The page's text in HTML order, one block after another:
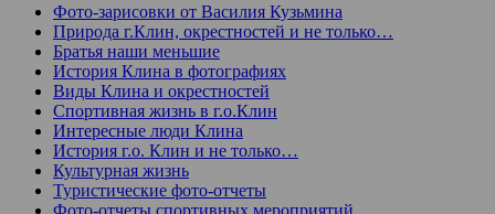
Фото-зарисовки от Василия Кузьмина
Природа г.Клин, окрестностей и не только…
Братья наши меньшие
История Клина в фотографиях
Виды Клина и окрестностей
Спортивная жизнь в г.о.Клин
Интересные люди Клина
История г.о. Клин и не только…
Культурная жизнь
Туристические фото-отчеты
Фото-отчеты спортивных мероприятий